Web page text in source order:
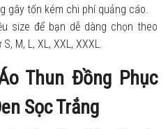
gây tốn kém chi phí quảng cáo.
size để bạn dễ dàng chọn theo
M, L, XL, XXL, XXXL.
Thun Đồng Phục
Sọc Trắng